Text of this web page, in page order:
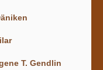
T. Gendlin